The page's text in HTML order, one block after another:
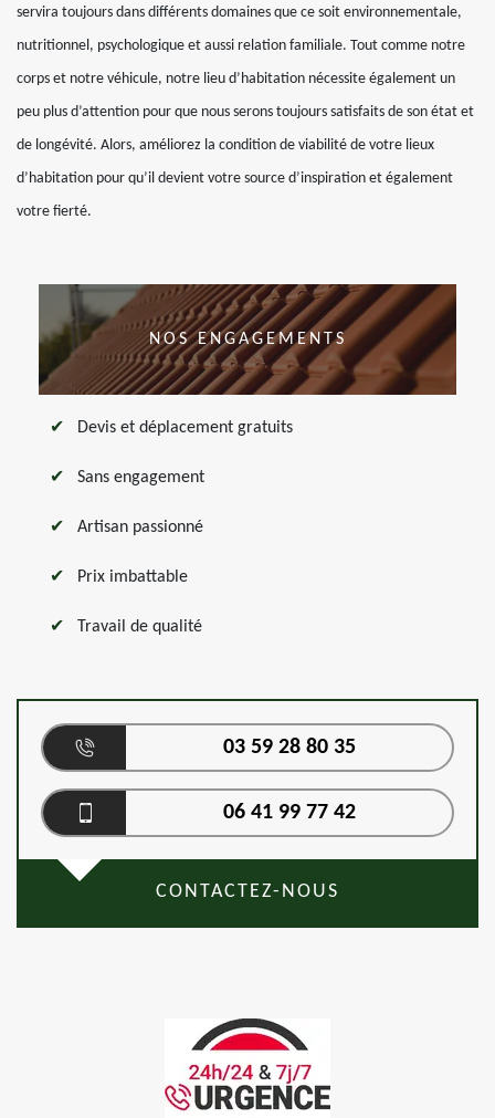
servira toujours dans différents domaines que ce soit environnementale,
nutritionnel, psychologique et aussi relation familiale. Tout comme notre
corps et notre véhicule, notre lieu d’habitation nécessite également un
peu plus d’attention pour que nous serons toujours satisfaits de son état et
de longévité. Alors, améliorez la condition de viabilité de votre lieux
d’habitation pour qu’il devient votre source d’inspiration et également
votre fierté.
NOS ENGAGEMENTS
Devis et déplacement gratuits
Sans engagement
Artisan passionné
Prix imbattable
Travail de qualité
03 59 28 80 35
06 41 99 77 42
CONTACTEZ-NOUS